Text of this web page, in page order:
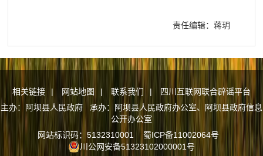
责任编辑：蒋玥
相关链接 | 网站地图 | 联系我们 |
四川互联网联合辟谣平台
主办：阿坝县人民政府 承办：阿坝县人民政府办公室、阿坝县政府信息
公开办公室
网站标识码：5132310001 蜀ICP备11002064号
川公网安备51323102000001号